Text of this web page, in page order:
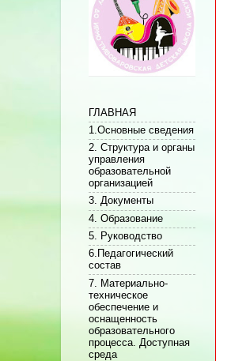
ГЛАВНАЯ
1.Основные сведения
2. Структура и органы
управления
образовательной
организацией
3. Документы
4. Образование
5. Руководство
6.Педагогический
состав
7. Материально-
техническое
обеспечение и
оснащенность
образовательного
процесса. Доступная
среда